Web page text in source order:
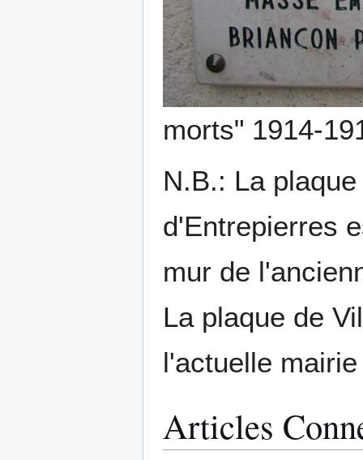
morts" 1914-
N.B.: La
d'Entrepierres
mur de
La plaque de
l'actuelle
Articles